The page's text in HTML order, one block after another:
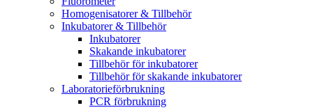
Homogenisatorer & Tillbehör
Inkubatorer & Tillbehör
Inkubatorer
Skakande inkubatorer
Tillbehör för inkubatorer
Tillbehör för skakande inkubatorer
Laboratorieförbrukning
PCR förbrukning